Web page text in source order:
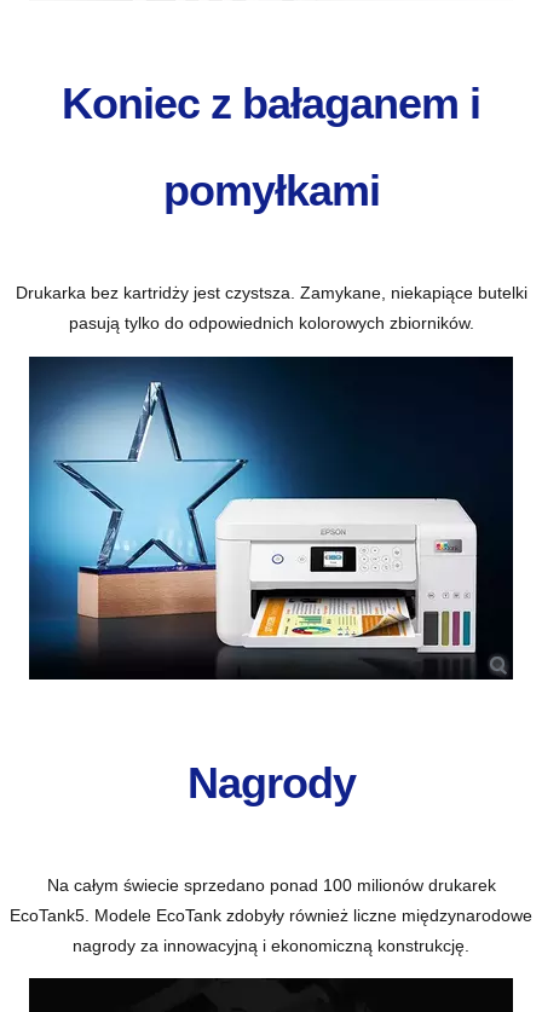
Koniec z bałaganem i
pomyłkami
Drukarka bez kartridży jest czystsza. Zamykane, niekapiące butelki
pasują tylko do odpowiednich kolorowych zbiorników.
Nagrody
Na całym świecie sprzedano ponad 100 milionów drukarek
EcoTank5 . Modele EcoTank zdobyły również liczne międzynarodowe
nagrody za innowacyjną i ekonomiczną konstrukcję.